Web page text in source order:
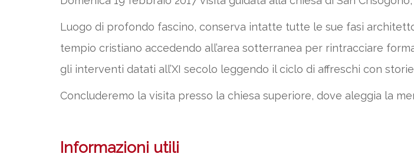
Luogo di profondo fascino, conserva intatte tutte le sue fasi
tempio cristiano accedendo all’area sotterranea per rintracciare
gli interventi datati all’XI secolo leggendo il ciclo di affreschi con
Concluderemo la visita presso la chiesa superiore, dove aleggia la
Informazioni utili